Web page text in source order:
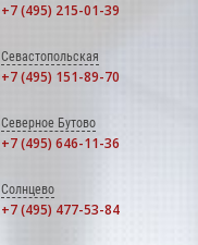
+7 (495) 215-01-39
Севастопольская
+7 (495) 151-89-70
Северное Бутово
+7 (495) 646-11-36
Солнцево
+7 (495) 477-53-84